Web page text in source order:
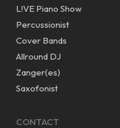
L!VE Piano Show
Percussionist
Cover Bands
Allround DJ
Zanger(es)
Saxofonist
CONTACT